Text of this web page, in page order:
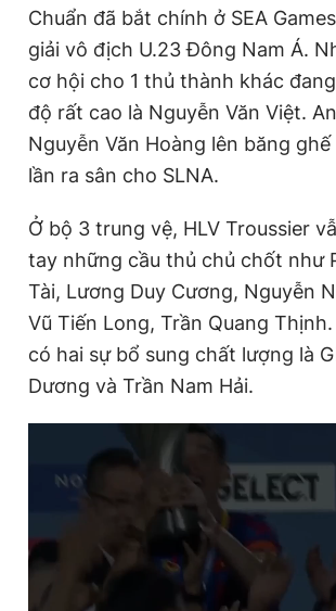
Hotline
0906 645 777
Liên hệ
0908 780 404
Đặt báo Tòa soạn
Tổng biên tập: Nguyễn Ngọc Toàn
Phó tổng biên tập thường trực: Hải Thành
Phó tổng biên tập: Lâm Hiếu Dũng
Tổng thư ký tòa soạn: Đức Trung
Giấy phép xuất bản số 110/GP - BTTTT cấp
© 2003-2026 Bản quyền thuộc về Báo Thanh
chép dưới mọi hình thức nếu không có sự
Chuẩn đã bắt chính ở SEA
giải vô địch U.23 Đông Nam Á.
cơ hội cho 1 thủ thành khác
độ rất cao là Nguyễn Văn Việt.
Nguyễn Văn Hoàng lên băng
lần ra sân cho SLNA.
Ở bộ 3 trung vệ, HLV Troussier
tay những cầu thủ chủ chốt như
Tài, Lương Duy Cương, Nguyễn
Vũ Tiến Long, Trần Quang
có hai sự bổ sung chất lượng là
Dương và Trần Nam Hải.